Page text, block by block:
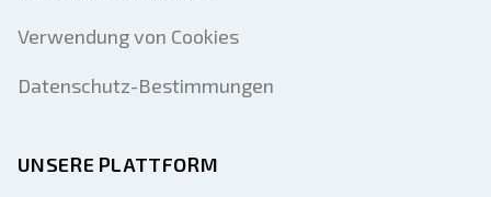
Verwendung von Cookies
Datenschutz-Bestimmungen
UNSERE PLATTFORM